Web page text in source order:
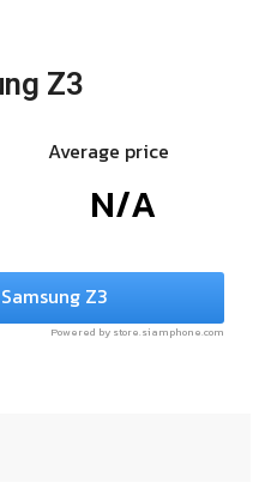
Z3
Average price
N/A
Z3
Powered by store.siamphone.com